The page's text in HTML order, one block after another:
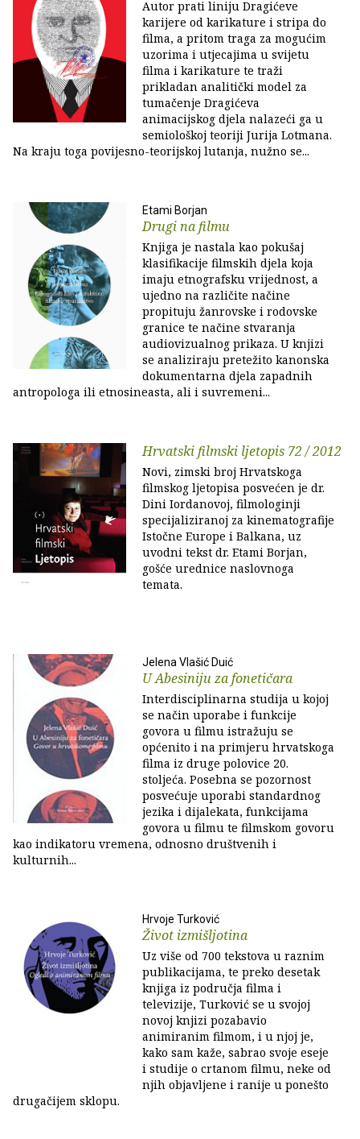
Autor prati liniju Dragićeve
karijere od karikature i stripa do
filma, a pritom traga za mogućim
uzorima i utjecajima u svijetu
filma i karikature te traži
prikladan analitički model za
tumačenje Dragićeva
animacijskog djela nalazeći ga u
semiološkoj teoriji Jurija Lotmana.
Na kraju toga povijesno-teorijskoj lutanja, nužno se...
Etami Borjan
Drugi na filmu
Knjiga je nastala kao pokušaj
klasifikacije filmskih djela koja
imaju etnografsku vrijednost, a
ujedno na različite načine
propituju žanrovske i rodovske
granice te načine stvaranja
audiovizualnog prikaza. U knjizi
se analiziraju pretežito kanonska
dokumentarna djela zapadnih
antropologa ili etnosineasta, ali i suvremeni...
Hrvatski filmski ljetopis 72 / 2012
Novi, zimski broj Hrvatskoga
filmskog ljetopisa posvećen je dr.
Dini Iordanovoj, filmologinji
specijaliziranoj za kinematografije
Istočne Europe i Balkana, uz
uvodni tekst dr. Etami Borjan,
gošće urednice naslovnoga
temata.
Jelena Vlašić Duić
U Abesiniju za fonetičara
Interdisciplinarna studija u kojoj
se način uporabe i funkcije
govora u filmu istražuju se
općenito i na primjeru hrvatskoga
filma iz druge polovice 20.
stoljeća. Posebna se pozornost
posvećuje uporabi standardnog
jezika i dijalekata, funkcijama
govora u filmu te filmskom govoru
kao indikatoru vremena, odnosno društvenih i
kulturnih...
Hrvoje Turković
Život izmišljotina
Uz više od 700 tekstova u raznim
publikacijama, te preko desetak
knjiga iz područja filma i
televizije, Turković se u svojoj
novoj knjizi pozabavio
animiranim filmom, i u njoj je,
kako sam kaže, sabrao svoje eseje
i studije o crtanom filmu, neke od
njih objavljene i ranije u ponešto
drugačijem sklopu.